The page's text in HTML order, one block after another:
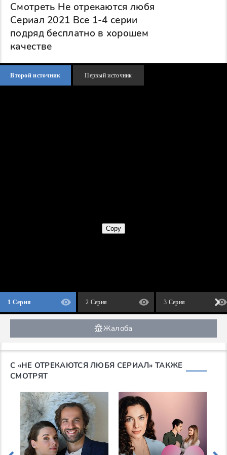
Смотреть Не отрекаются любя
Сериал 2021 Все 1-4 серии
подряд бесплатно в хорошем
качестве
Второй источник Первый источник
1 Серия 2 Серия 3 Серия
Жалоба
С «НЕ ОТРЕКАЮТСЯ ЛЮБЯ СЕРИАЛ» ТАКЖЕ
СМОТРЯТ